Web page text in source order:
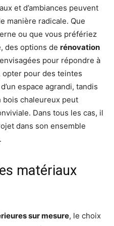
et d’ambiances peuvent
manière radicale. Que
ou que vous préfériez
des options de rénovation
pour répondre à
opter pour des teintes
espace agrandi, tandis
bois chaleureux peut
Dans tous les cas, il
dans son ensemble
matériaux
sur mesure, le choix